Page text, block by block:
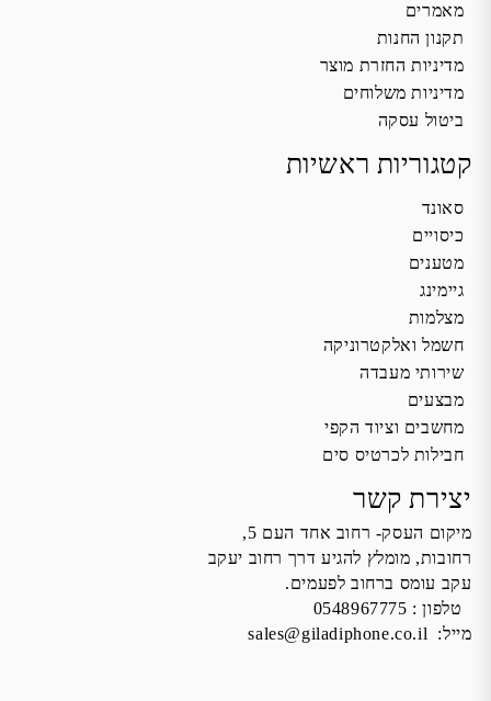
מאמרים
תקנון החנות
מדיניות החזרת מוצר
מדיניות משלוחים
ביטול עסקה
קטגוריות ראשיות
סאונד
כיסויים
מטענים
גיימינג
מצלמות
חשמל ואלקטרוניקה
שירותי מעבדה
מבצעים
מחשבים וציוד הקפי
חבילות לכרטיס סים
יצירת קשר
מיקום העסק- רחוב אחד העם 5,
רחובות, מומלץ להגיע דרך רחוב יעקב
עקב עומס ברחוב לפעמים.
טלפון : 0548967775
מייל: sales@giladiphone.co.il